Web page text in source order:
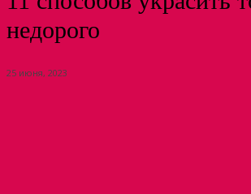
недорого
25 июня, 2023